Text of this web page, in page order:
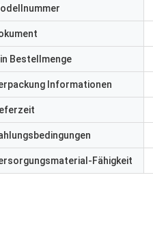
Bestellmenge
Informationen
Fähigkeit